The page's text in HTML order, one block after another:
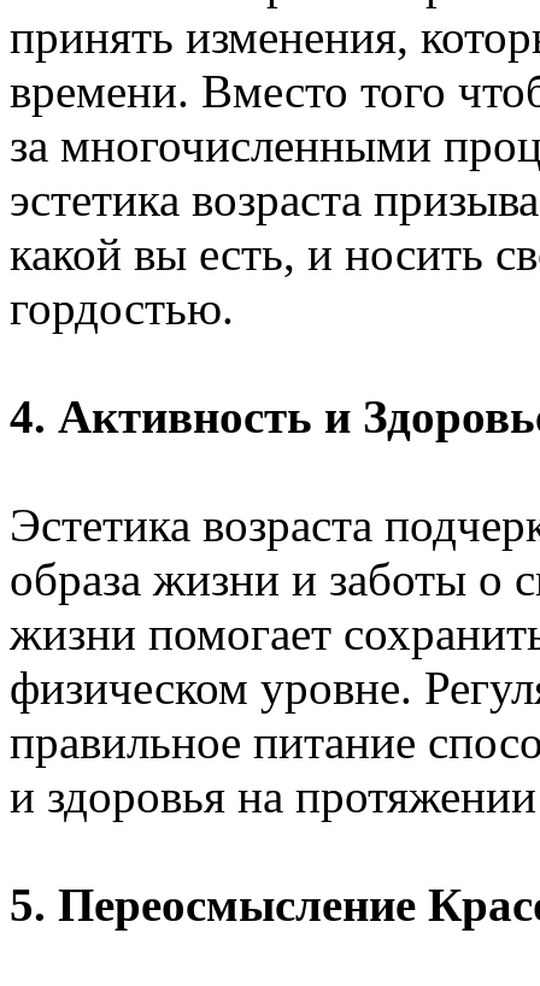
принять изменения,
времени. Вместо того
за многочисленными
эстетика возраста
какой вы есть, и носить
гордостью.
4. Активность и
Эстетика возраста
образа жизни и заботы о
жизни помогает
физическом уровне.
правильное питание
и здоровья на
5. Переосмысление